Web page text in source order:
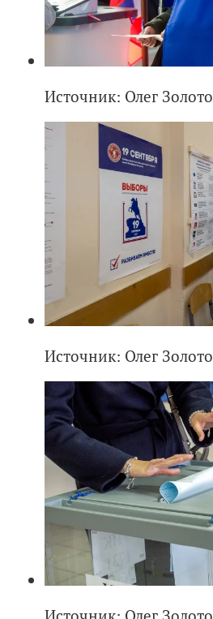
Источник: Олег Золото
Источник: Олег Золото